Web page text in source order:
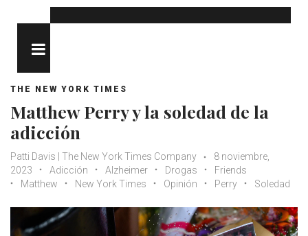
THE NEW YORK TIMES
Matthew Perry y la soledad de la
adicción
Patti Davis | The New York Times Company
8 noviembre,
2023
Adicción Alzheimer Drogas
Friends
Matthew
New York Times Opinión Perry Soledad